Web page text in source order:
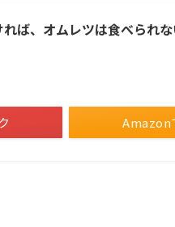
れば、オムレツは食べられ
Amazon